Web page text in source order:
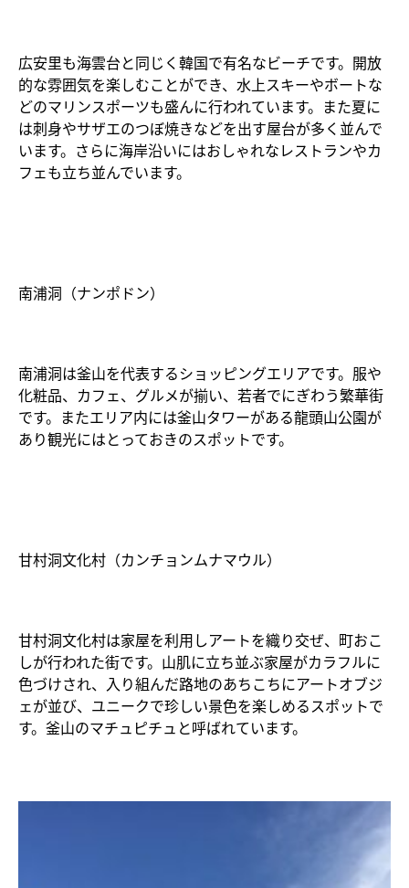
広安里も海雲台と同じく韓国で有名なビーチです。開放
的な雰囲気を楽しむことができ、水上スキーやボートな
どのマリンスポーツも盛んに行われています。また夏に
は刺身やサザエのつぼ焼きなどを出す屋台が多く並んで
います。さらに海岸沿いにはおしゃれなレストランやカ
フェも立ち並んでいます。
南浦洞（ナンポドン）
南浦洞は釜山を代表するショッピングエリアです。服や
化粧品、カフェ、グルメが揃い、若者でにぎわう繁華街
です。またエリア内には釜山タワーがある龍頭山公園が
あり観光にはとっておきのスポットです。
甘村洞文化村（カンチョンムナマウル）
甘村洞文化村は家屋を利用しアートを織り交ぜ、町おこ
しが行われた街です。山肌に立ち並ぶ家屋がカラフルに
色づけされ、入り組んだ路地のあちこちにアートオブジ
ェが並び、ユニークで珍しい景色を楽しめるスポットで
す。釜山のマチュピチュと呼ばれています。